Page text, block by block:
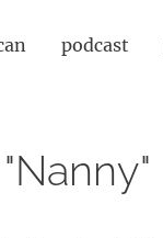
podcast